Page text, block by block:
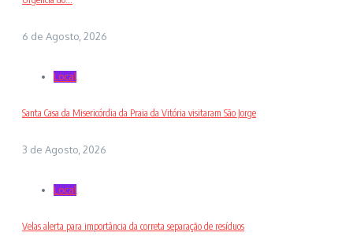
6 de Agosto, 2026
Local
Santa Casa da Misericórdia da Praia da Vitória visitaram São Jorge
3 de Agosto, 2026
Local
Velas alerta para importância da correta separação de resíduos